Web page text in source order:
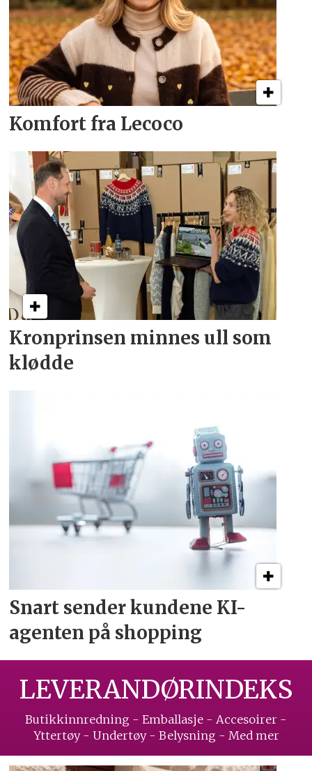
Komfort fra Lecoco
Kronprinsen minnes ull som
klødde
Snart sender kundene KI-
agenten på shopping
LEVERANDØRINDEKS
Butikkinnredning - Emballasje - Accesoirer -
Yttertøy - Undertøy - Belysning - Med mer